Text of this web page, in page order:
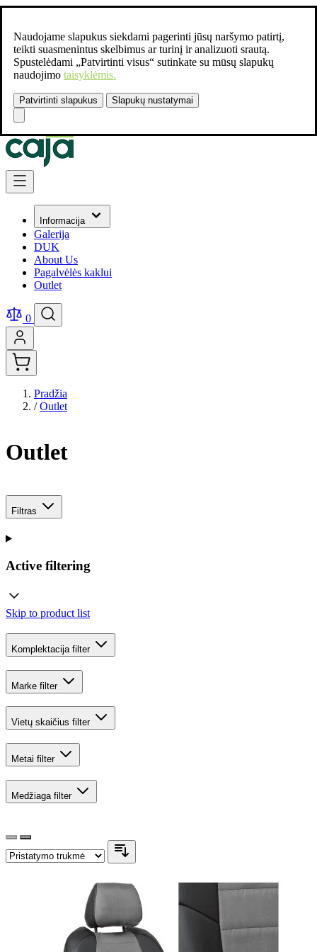
Naudojame slapukus siekdami pagerinti jūsų naršymo patirtį,
teikti suasmenintus skelbimus ar turinį ir analizuoti srautą.
Spustelėdami „Patvirtinti visus“ sutinkate su mūsų slapukų
naudojimo taisyklėmis.
Patvirtinti slapukus Slapukų nustatymai
Susisiekite:
Skip to Content
Informacija
Galerija
DUK
About Us
Pagalvėlės kaklui
Outlet
0
Pradžia
/ Outlet
Outlet
Filtras
Active filtering
Skip to product list
Komplektacija filter
Marke filter
Vietų skaičius filter
Metai filter
Medžiaga filter